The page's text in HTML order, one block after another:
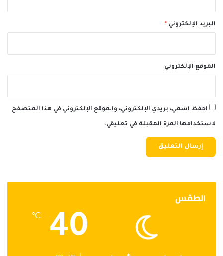
البريد الإلكتروني *
الموقع الإلكتروني
احفظ اسمي، بريدي الإلكتروني، والموقع الإلكتروني في هذا المتصفح
لاستخدامها المرة المقبلة في تعليقي.
الطقس
40
℃